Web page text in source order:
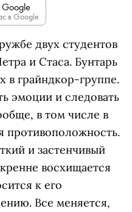
в Google.
двух студентов
и Стаса. Бунтарь
в грайндкор-группе.
эмоции и следовать
в том числе в
противоположность.
и застенчивый
восхищается
к его
Все меняется,